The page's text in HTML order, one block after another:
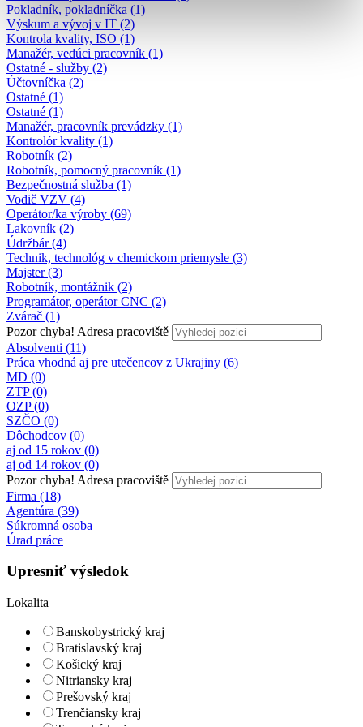
Pokladník, pokladníčka (1)
Výskum a vývoj v IT (2)
Kontrola kvality, ISO (1)
Manažér, vedúci pracovník (1)
Ostatné - služby (2)
Účtovníčka (2)
Ostatné (1)
Ostatné (1)
Manažér, pracovník prevádzky (1)
Kontrolór kvality (1)
Robotník (2)
Robotník, pomocný pracovník (1)
Bezpečnostná služba (1)
Vodič VZV (4)
Operátor/ka výroby (69)
Lakovník (2)
Údržbár (4)
Technik, technológ v chemickom priemysle (3)
Majster (3)
Robotník, montážnik (2)
Programátor, operátor CNC (2)
Zvárač (1)
Pozor chyba! Adresa pracoviště
Absolventi (11)
Práca vhodná aj pre utečencov z Ukrajiny (6)
MD (0)
ZTP (0)
OZP (0)
SZČO (0)
Dôchodcov (0)
aj od 15 rokov (0)
aj od 14 rokov (0)
Pozor chyba! Adresa pracoviště
Firma (18)
Agentúra (39)
Súkromná osoba
Úrad práce
Upresniť výsledok
Lokalita
Banskobystrický kraj
Bratislavský kraj
Košický kraj
Nitriansky kraj
Prešovský kraj
Trenčiansky kraj